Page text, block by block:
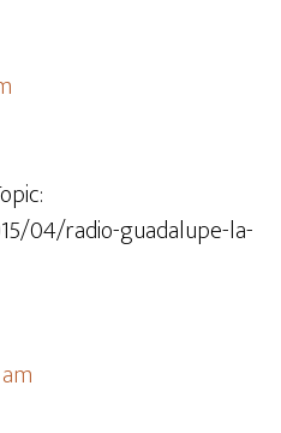
04/radio-guadalupe-la-